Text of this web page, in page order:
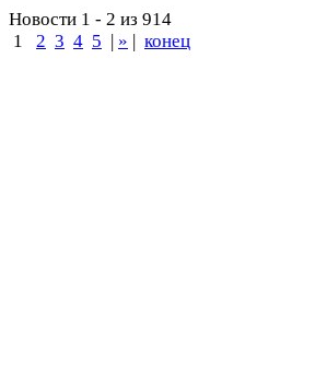
Новости 1 - 2 из 914
1
2 3 4 5 » конец